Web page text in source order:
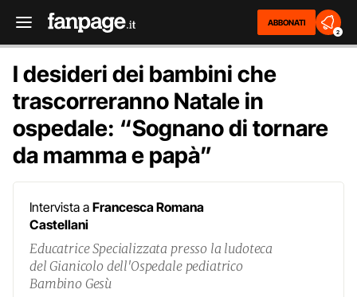
ABBONATI
2
I desideri dei bambini che
trascorreranno Natale in
ospedale: “Sognano di tornare
da mamma e papà”
Intervista a Francesca Romana
Castellani
Educatrice Specializzata presso la ludoteca
del Gianicolo dell'Ospedale pediatrico
Bambino Gesù